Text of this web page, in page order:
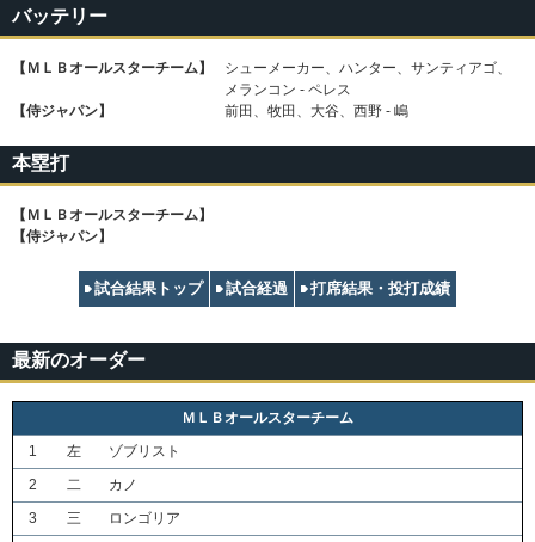
バッテリー
【ＭＬＢオールスターチーム】
シューメーカー、ハンター、サンティアゴ、
メランコン - ペレス
【侍ジャパン】
前田、牧田、大谷、西野 - 嶋
本塁打
【ＭＬＢオールスターチーム】
【侍ジャパン】
試合結果トップ 試合経過 打席結果・投打成績
最新のオーダー
ＭＬＢオールスターチーム
1
左
ゾブリスト
2
二
カノ
3
三
ロンゴリア